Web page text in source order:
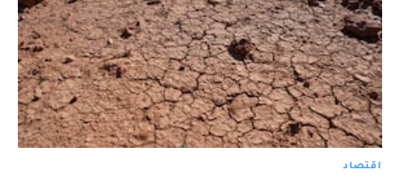
اقتصاد